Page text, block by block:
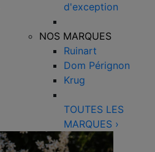
d'exception
NOS MARQUES
Ruinart
Dom Pérignon
Krug
TOUTES LES
MARQUES ›